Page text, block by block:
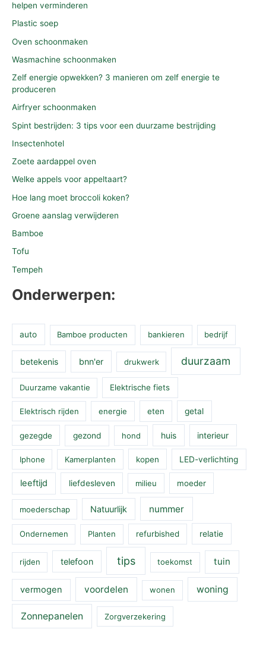
helpen verminderen
Plastic soep
Oven schoonmaken
Wasmachine schoonmaken
Zelf energie opwekken? 3 manieren om zelf energie te
produceren
Airfryer schoonmaken
Spint bestrijden: 3 tips voor een duurzame bestrijding
Insectenhotel
Zoete aardappel oven
Welke appels voor appeltaart?
Hoe lang moet broccoli koken?
Groene aanslag verwijderen
Bamboe
Tofu
Tempeh
Onderwerpen:
auto Bamboe producten bankieren bedrijf
betekenis bnn'er drukwerk duurzaam
Duurzame vakantie Elektrische fiets
Elektrisch rijden energie eten getal
gezegde gezond hond huis interieur
Iphone Kamerplanten kopen LED-verlichting
leeftijd liefdesleven milieu moeder
moederschap Natuurlijk nummer
Ondernemen Planten refurbished relatie
rijden telefoon tips toekomst tuin
vermogen voordelen wonen woning
Zonnepanelen Zorgverzekering